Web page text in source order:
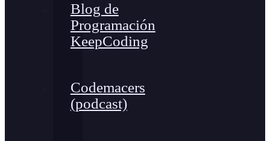
Blog de
Programación
KeepCoding
Codemacers
(podcast)